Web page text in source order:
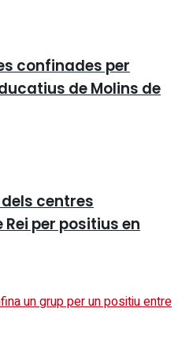
confinades per
de Molins de
centres
per positius en